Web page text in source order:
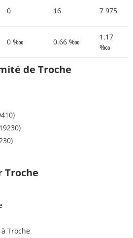
0 16 7 975
0 ‱ 0.66 ‱
1.17
‱
de Troche
Troche
Troche